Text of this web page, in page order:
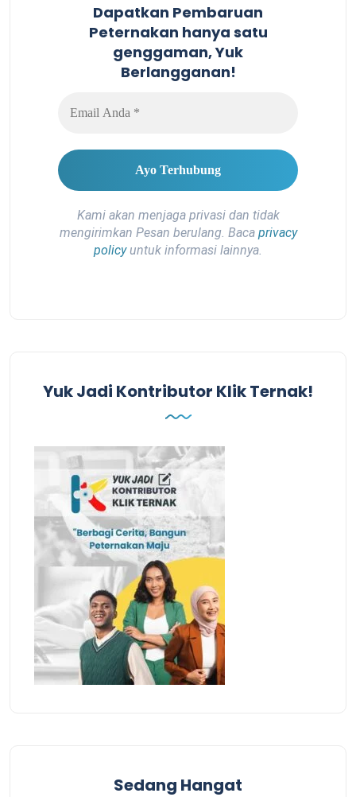
Dapatkan Pembaruan
Peternakan hanya satu
genggaman, Yuk
Berlangganan!
Kami akan menjaga privasi dan tidak
mengirimkan Pesan berulang. Baca privacy
policyuntuk informasi lainnya.
Yuk Jadi Kontributor Klik Ternak!
Sedang Hangat